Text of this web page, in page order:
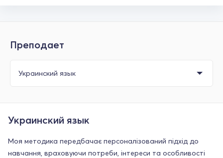
Преподает
Украинский язык
Моя методика передбачає персоналізований підхід до
навчання, враховуючи потреби, інтереси та особливості